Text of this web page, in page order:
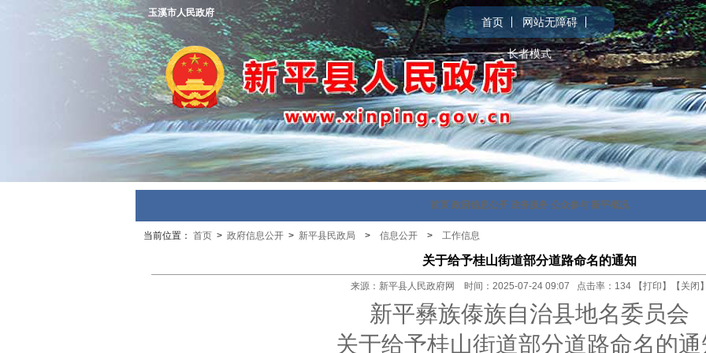
首页 网站无障碍
长者模式
玉溪市人民政府
首页 政府信息公开 政务服务 公众参与 新平概况
当前位置： 首页 > 政府信息公开 > 新平县民政局 > 信息公开 > 工作信息
关于给予桂山街道部分道路命名的通知
来源：新平县人民政府网 时间：2025-07-24 09:07 点击率： 134【打印 】【 关闭
新平彝族傣族自治县地名委员会
关于给予桂山街道部分道路命名的通